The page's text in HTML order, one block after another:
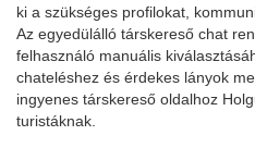
ki a szükséges profilokat,
Az egyedülálló társkereső chat
felhasználó manuális
chateléshez és érdekes lányok
ingyenes társkereső oldalhoz
turistáknak.